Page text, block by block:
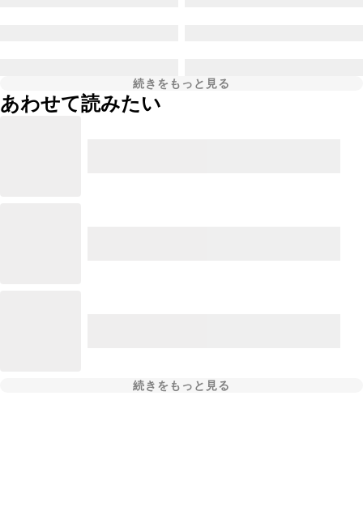
続きをもっと見る
あわせて読みたい
続きをもっと見る